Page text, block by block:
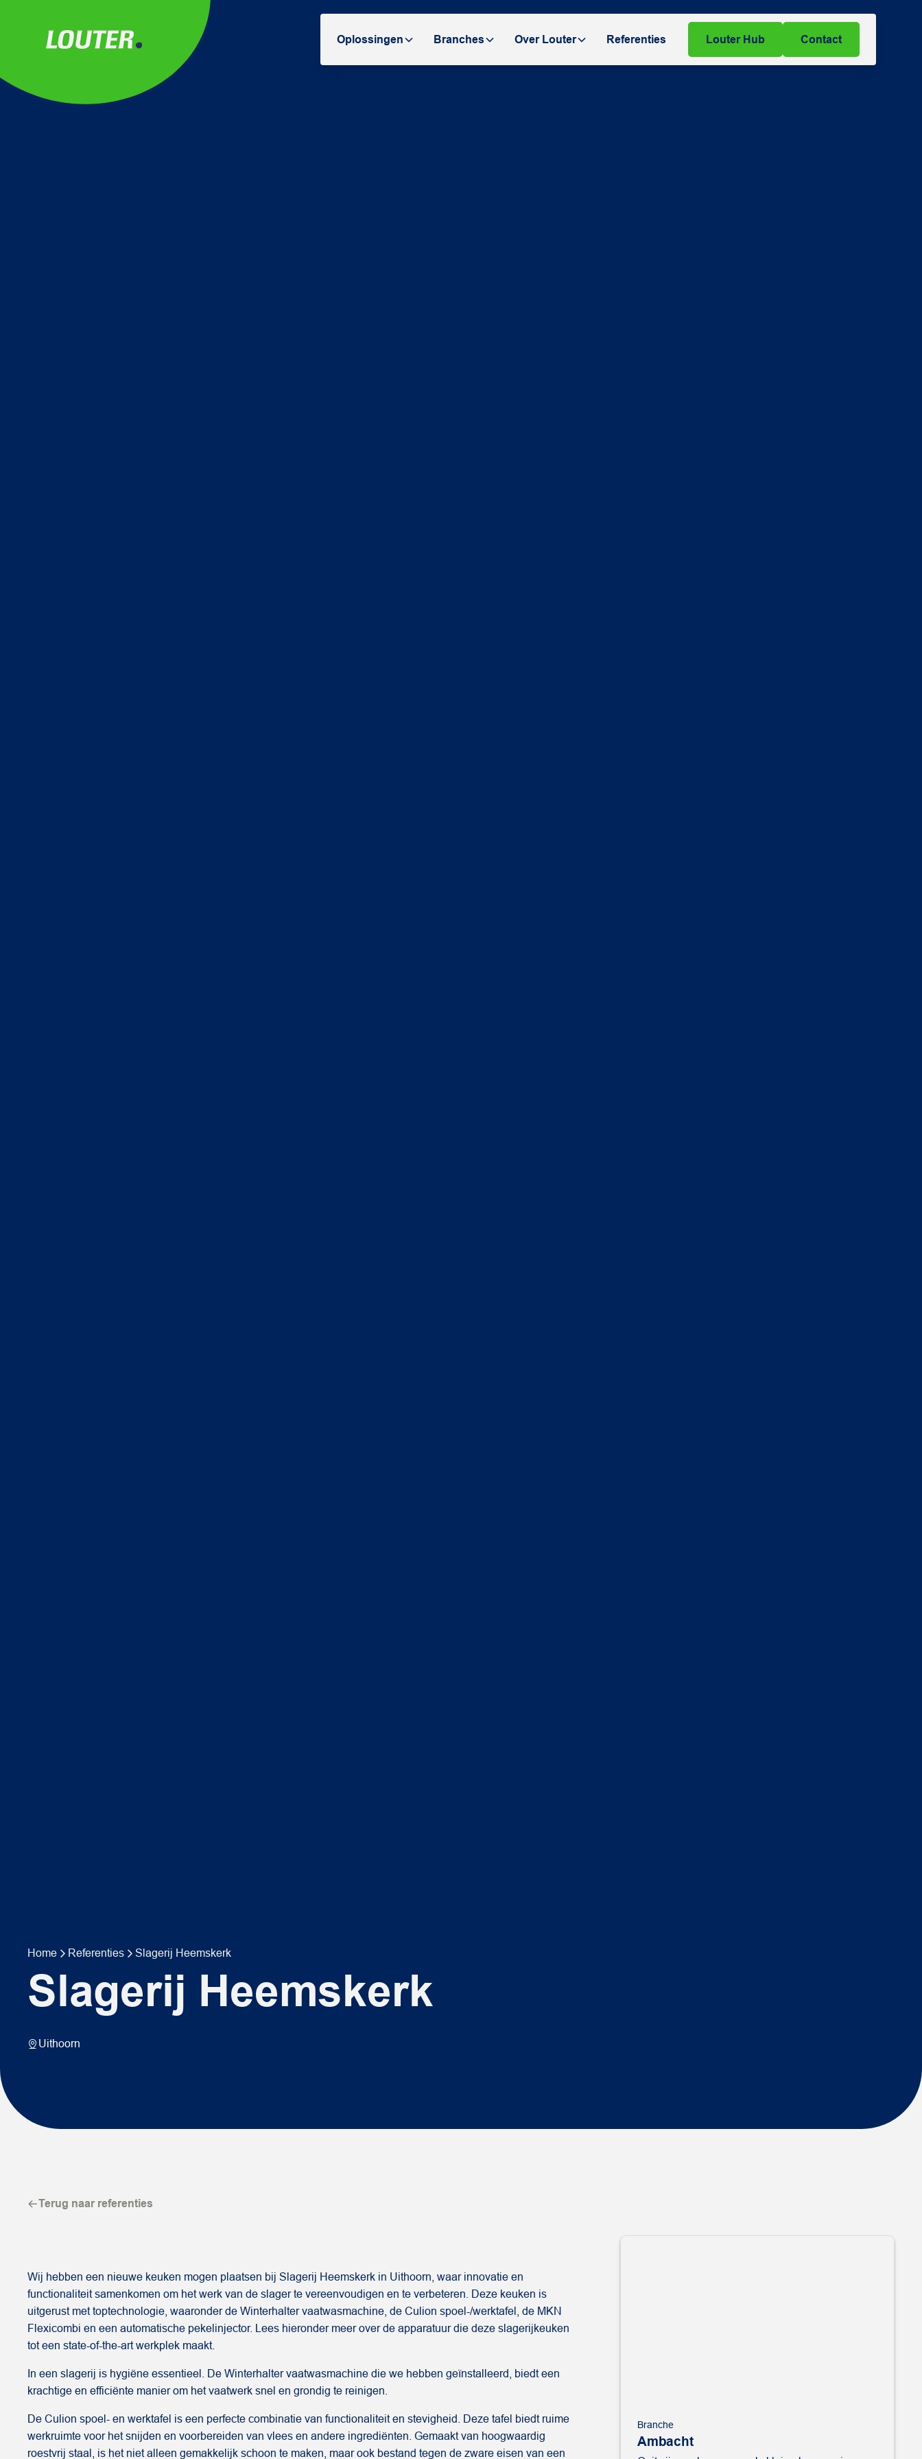
Oplossingen Branches Over Louter Referenties Louter Hub Contact
Home Referenties Slagerij Heemskerk
Slagerij Heemskerk
Uithoorn
Terug naar referenties
Wij hebben een nieuwe keuken mogen plaatsen bij Slagerij Heemskerk in Uithoorn, waar innovatie en
functionaliteit samenkomen om het werk van de slager te vereenvoudigen en te verbeteren. Deze keuken is
uitgerust met toptechnologie, waaronder de Winterhalter vaatwasmachine, de Culion spoel-/werktafel, de MKN
Flexicombi en een automatische pekelinjector. Lees hieronder meer over de apparatuur die deze slagerijkeuken
tot een state-of-the-art werkplek maakt.
In een slagerij is hygiëne essentieel. De Winterhalter vaatwasmachine die we hebben geïnstalleerd, biedt een
krachtige en efficiënte manier om het vaatwerk snel en grondig te reinigen.
De Culion spoel- en werktafel is een perfecte combinatie van functionaliteit en stevigheid. Deze tafel biedt ruime
werkruimte voor het snijden en voorbereiden van vlees en andere ingrediënten. Gemaakt van hoogwaardig
roestvrij staal, is het niet alleen gemakkelijk schoon te maken, maar ook bestand tegen de zware eisen van een
Branche
Ambacht